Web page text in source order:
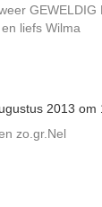
GEWELDIG
liefs Wilma
2013 om
zo.gr.Nel